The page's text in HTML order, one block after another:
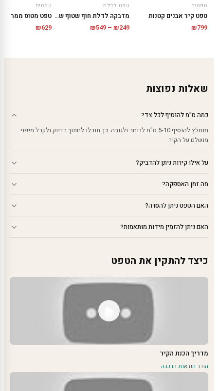
טפטים
טפט קיר אבנים קטנות
₪799
טפט לדלת
מדבקה לדלת חוף שטוף שמש
₪249
–
₪549
טפטים
טפט מטוס ממריא
₪629
שאלות נפוצות
כמה ס"מ להוסיף לכל צד?
מומלץ להוסיף 5-10 ס"מ לרוחב ולגובה. כך תוכלו לחתוך בדיוק ולקבל מיפוי
מושלם על הקיר.
על אילו קירות ניתן להדביק?
מה זמן האספקה?
האם הטפט ניתן להסרה?
האם ניתן להזמין מידות מותאמות?
כיצד להתקין את הטפט
מדריך הכנת הקיר
הורד הוראות הרכבה